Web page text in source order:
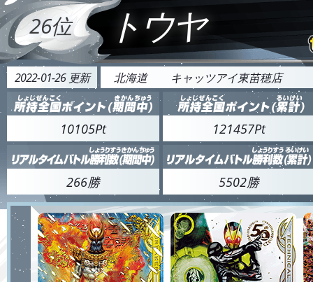
26位 トウヤ
2022-01-26 更新 北海道 キャッツアイ東苗穂店
10105Pt 121457Pt
266勝 5502勝